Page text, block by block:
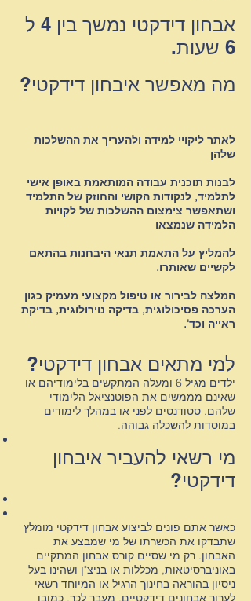
אבחון דידקטי נמשך בין 4 ל
6 שעות.
מה מאפשר איבחון דידקטי?
לאתר ליקויי למידה ולהעריך את ההשלכות
שלהן
לבנות תוכנית עבודה המותאמת באופן אישי
לתלמיד, לנקודות הקושי והחוזק של התלמיד
ושתאפשר צימצום ההשלכות של לקויות
הלמידה שנמצאו
להמליץ על התאמת תנאי היבחנות בהתאם
לקשיים שאותרו.
המלצה לבירור או טיפול מקצועי מעמיק כגון
הערכה פסיכולוגית, בדיקה נוירולוגית, בדיקת
ראייה וכד'.
למי מתאים אבחון דידקטי?
ילדים מגיל 6 ומעלה המתקשים בלימודיהם או
שאינם מממשים את הפוטנציאל הלימודי
שלהם. סטודנטים לפני או במהלך לימודים
במוסדות להשכלה גבוהה.
מי רשאי להעביר איבחון
דידקטי?
כאשר אתם פונים לביצוע אבחון דידקטי מומלץ
שתבדקו את הכשרתו של מי שמבצע את
האבחון. רק מי שסיים קורס אבחון המתקיים
באוניברסיטאות, מכללות או בניצ"ן ושהינו בעל
ניסיון בהוראה בחינוך הרגיל או המיוחד רשאי
לערוך אבחונים דידקטיים. מעבר לכך, כמובן